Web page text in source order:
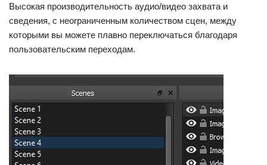
Высокая производительность аудио/видео захвата и
сведения, с неограниченным количеством сцен, между
которыми вы можете плавно переключаться благодаря
пользовательским переходам.